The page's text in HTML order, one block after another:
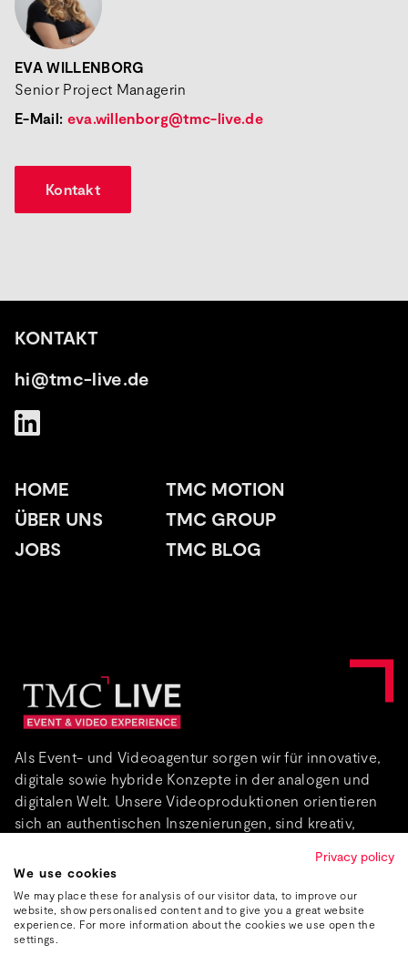
EVA WILLENBORG
Senior Project Managerin
E-Mail: eva.willenborg@tmc-live.de
Kontakt
KONTAKT
hi@tmc-live.de
HOME
ÜBER UNS
JOBS
TMC MOTION
TMC GROUP
TMC BLOG
Als Event- und Videoagentur sorgen wir für innovative,
digitale sowie hybride Konzepte in der analogen und
digitalen Welt. Unsere Videoproduktionen orientieren
sich an authentischen Inszenierungen, sind kreativ,
Über uns
Privacy policy
We use cookies
We may place these for analysis of our visitor data, to improve our
website, show personalised content and to give you a great website
experience. For more information about the cookies we use open the
settings.